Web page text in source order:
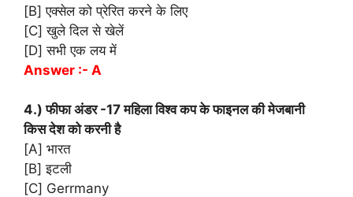
[B] एक्सेल को प्रेरित करने के लिए
[C] खुले दिल से खेलें
[D] सभी एक लय में
Answer :- A
4.) फीफा अंडर -17 महिला विश्व कप के फाइनल की मेजबानी
किस देश को करनी है
[A] भारत
[B] इटली
[C] Gerrmany